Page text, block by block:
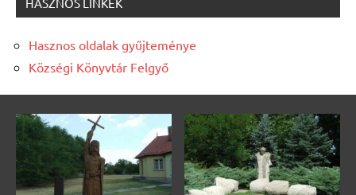
HASZNOS LINKEK
Hasznos oldalak gyűjteménye
Községi Könyvtár Felgyő